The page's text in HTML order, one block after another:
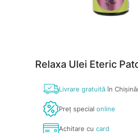
Relaxa Ulei Eteric
Livrare gratuităîn
Preț special online
Achitare cu card